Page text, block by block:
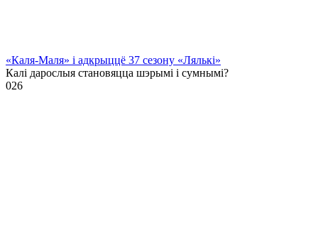
«Каля-Маля» і адкрыццё 37 сезону «Лялькі»
Калі дарослыя становяцца шэрымі і сумнымі?
026